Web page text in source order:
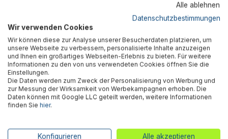
Air Hammer™ manual hand
pump 850 ml
€5.95*
Alle ablehnen
Datenschutzbestimmungen
Wir verwenden Cookies
Wir können diese zur Analyse unserer Besucherdaten platzieren, um
unsere Webseite zu verbessern, personalisierte Inhalte anzuzeigen
und Ihnen ein großartiges Webseiten-Erlebnis zu bieten. Für weitere
Informationen zu den von uns verwendeten Cookies öffnen Sie die
Einstellungen.
Die Daten werden zum Zweck der Personalisierung von Werbung und
zur Messung der Wirksamkeit von Werbekampagnen erhoben. Die
Daten können mit Google LLC geteilt werden, weitere Informationen
finden Sie hier.
Konfigurieren Alle akzeptieren
FÜR DICH
Abonniere jetzt unseren kostenlosen
Newsletter, verpasse keine Neuigkeiten und
Aktionen mehr und sichere Dir 5 %
Willkommensrabatt auf nicht reduzierte Ware
bei Deiner ersten Bestellung !*
Email
*Mit der Anmeldung zum Newsletter stimmst du zu, regelmäßig per E-